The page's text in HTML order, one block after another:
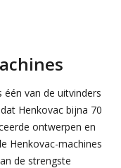
één van de uitvinders
Henkovac bijna 70
ontwerpen en
Henkovac-machines
de strengste